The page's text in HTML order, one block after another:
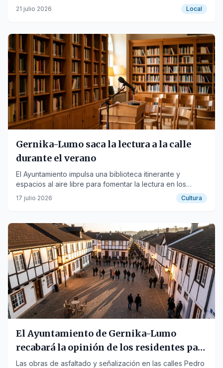
lectura del siglo XXI.
21 julio 2026 Local
Gernika-Lumo saca la lectura a la calle
durante el verano
El Ayuntamiento impulsa una biblioteca itinerante y
espacios al aire libre para fomentar la lectura en los
barrios.
17 julio 2026 Cultura
El Ayuntamiento de Gernika-Lumo
recabará la opinión de los residentes para
la reordenación de calles
Las obras de asfaltado y señalización en las calles Pedro